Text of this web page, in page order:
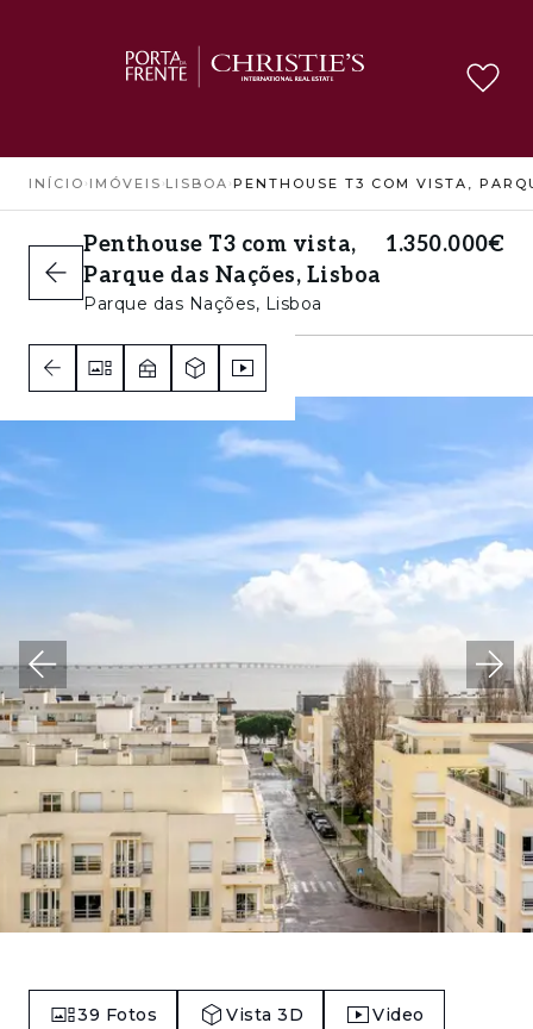
INÍCIO › IMÓVEIS ›LISBOA ›
Penthouse T3 com vista,
Parque das Nações, Lisboa
Parque das Nações, Lisboa
1.350.000€
4
B-
39 Fotos Vista 3D Video